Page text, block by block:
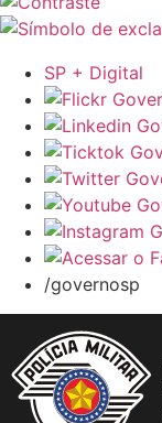
SP + Digital
/governosp